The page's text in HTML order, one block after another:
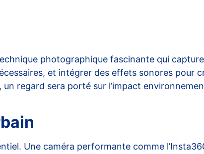
photographique fascinante qui
et intégrer des effets sonores pour
regard sera porté sur l’impact
Une caméra performante comme l’